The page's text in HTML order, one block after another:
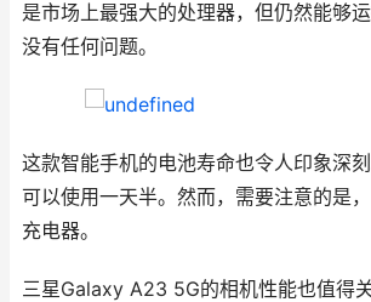
是市场上最强大的处理器，但仍然能够
没有任何问题。
这款智能手机的电池寿命也令人印象深
可以使用一天半。然而，需要注意的是
充电器。
三星Galaxy A23 5G的相机性能也值得